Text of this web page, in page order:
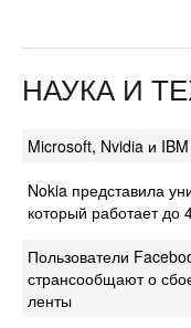
НАУКА И
Microsoft, Nvidia и
Nokia представила
который работает до
Пользователи
странсообщают о
ленты